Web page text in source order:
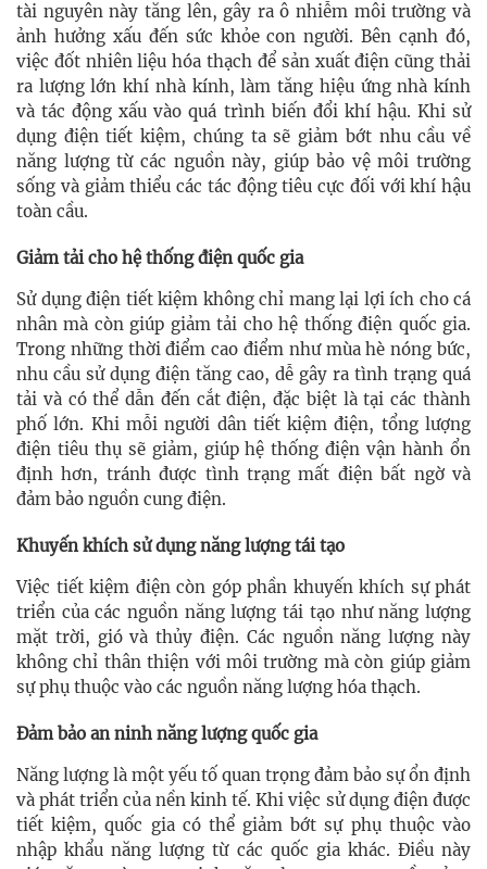
tài nguyên này tăng lên, gây ra ô nhiễm môi trường và
ảnh hưởng xấu đến sức khỏe con người. Bên cạnh đó,
việc đốt nhiên liệu hóa thạch để sản xuất điện cũng thải
ra lượng lớn khí nhà kính, làm tăng hiệu ứng nhà kính
và tác động xấu vào quá trình biến đổi khí hậu. Khi sử
dụng điện tiết kiệm, chúng ta sẽ giảm bớt nhu cầu về
năng lượng từ các nguồn này, giúp bảo vệ môi trường
sống và giảm thiểu các tác động tiêu cực đối với khí hậu
toàn cầu.
Giảm tải cho hệ thống điện quốc gia
Sử dụng điện tiết kiệm không chỉ mang lại lợi ích cho cá
nhân mà còn giúp giảm tải cho hệ thống điện quốc gia.
Trong những thời điểm cao điểm như mùa hè nóng bức,
nhu cầu sử dụng điện tăng cao, dễ gây ra tình trạng quá
tải và có thể dẫn đến cắt điện, đặc biệt là tại các thành
phố lớn. Khi mỗi người dân tiết kiệm điện, tổng lượng
điện tiêu thụ sẽ giảm, giúp hệ thống điện vận hành ổn
định hơn, tránh được tình trạng mất điện bất ngờ và
đảm bảo nguồn cung điện.
Khuyến khích sử dụng năng lượng tái tạo
Việc tiết kiệm điện còn góp phần khuyến khích sự phát
triển của các nguồn năng lượng tái tạo như năng lượng
mặt trời, gió và thủy điện. Các nguồn năng lượng này
không chỉ thân thiện với môi trường mà còn giúp giảm
sự phụ thuộc vào các nguồn năng lượng hóa thạch.
Đảm bảo an ninh năng lượng quốc gia
Năng lượng là một yếu tố quan trọng đảm bảo sự ổn định
và phát triển của nền kinh tế. Khi việc sử dụng điện được
tiết kiệm, quốc gia có thể giảm bớt sự phụ thuộc vào
nhập khẩu năng lượng từ các quốc gia khác. Điều này